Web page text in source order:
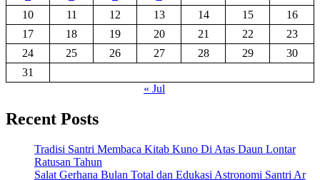
10
11 12 13 14 15
16
17
18 19 20 21 22
23
24
25 26 27 28 29
30
31
« Jul
Recent Posts
Tradisi Santri Membaca Kitab Kuno Di Atas Daun Lontar
Ratusan Tahun
Salat Gerhana Bulan Total dan Edukasi Astronomi Santri Ar